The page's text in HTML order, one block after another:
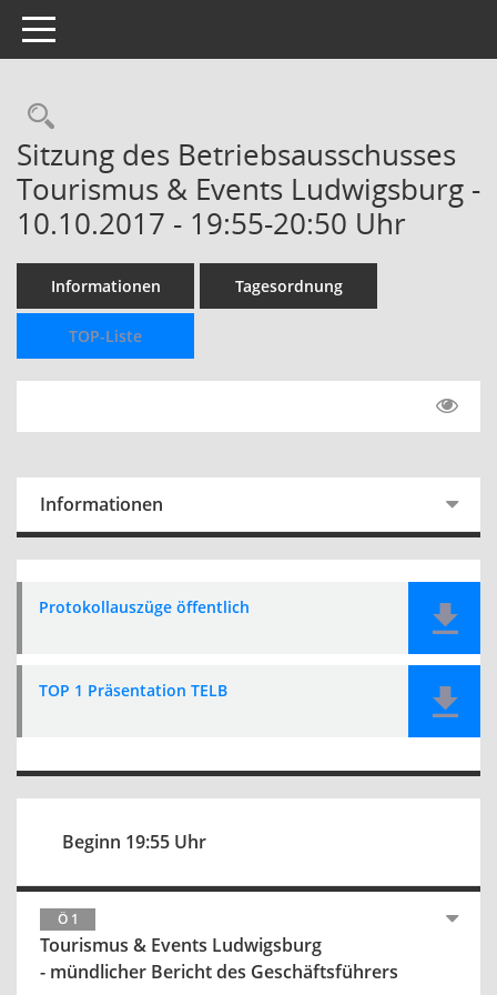
Toggle navigation
Rechercheauswahl
Sitzung des Betriebsausschusses
Tourismus & Events Ludwigsburg -
10.10.2017 - 19:55-20:50 Uhr
Informationen Tagesordnung
TOP-Liste
Informationen
Protokollauszüge öffentlich
TOP 1 Präsentation TELB
Beginn 19:55 Uhr
Ö 1
Tourismus & Events Ludwigsburg
- mündlicher Bericht des Geschäftsführers